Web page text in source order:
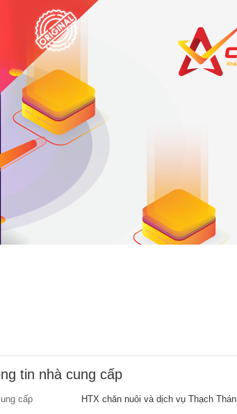
tin nhà cung cấp
cấp
HTX chăn nuôi và dịch vụ Thạch Thán